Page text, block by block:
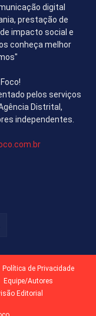
digital
prestação de
impacto social e
conheça melhor
pelos serviços
Distrital,
independentes.
Política de Privacidade
Equipe/Autores
Editorial